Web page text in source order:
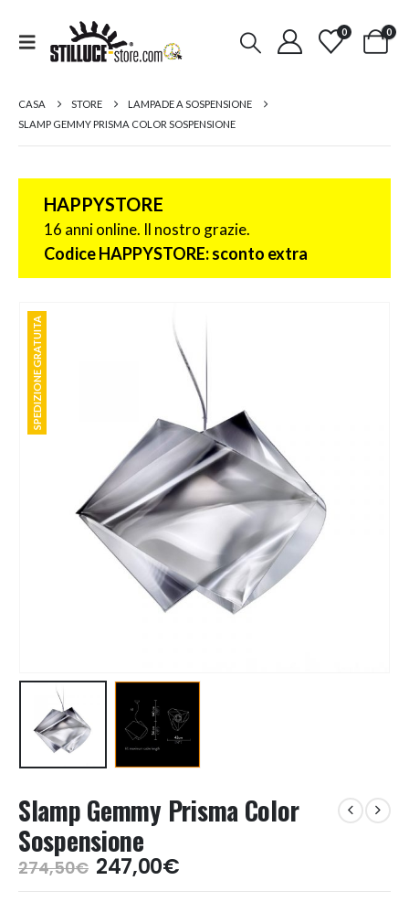
0 0
CASA STORE
LAMPADE A SOSPENSIONE
SLAMP GEMMY PRISMA COLOR SOSPENSIONE
HAPPYSTORE
16 anni online. Il nostro grazie.
Codice HAPPYSTORE: sconto extra
SPEDIZIONE GRATUITA
SPEDIZIONE GRATUITA
Slamp Gemmy Prisma Color
Sospensione
274,50€ Il
prezzo
247,00€Il
prezzo